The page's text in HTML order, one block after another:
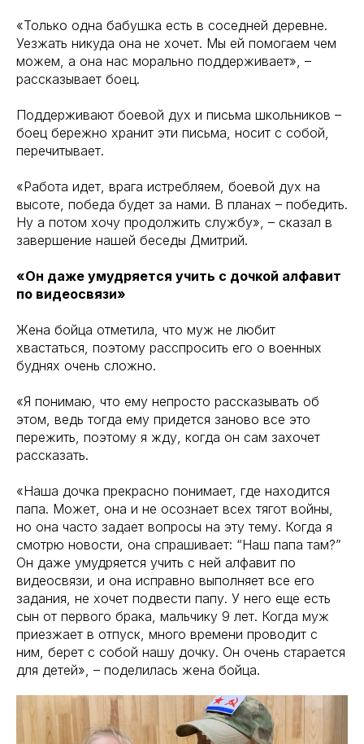
«Только одна бабушка есть в соседней деревне.
Уезжать никуда она не хочет. Мы ей помогаем чем
можем, а она нас морально поддерживает», –
рассказывает боец.
Поддерживают боевой дух и письма школьников –
боец бережно хранит эти письма, носит с собой,
перечитывает.
«Работа идет, врага истребляем, боевой дух на
высоте, победа будет за нами. В планах – победить.
Ну а потом хочу продолжить службу», – сказал в
завершение нашей беседы Дмитрий.
«Он даже умудряется учить с дочкой алфавит
по видеосвязи»
Жена бойца отметила, что муж не любит
хвастаться, поэтому расспросить его о военных
буднях очень сложно.
«Я понимаю, что ему непросто рассказывать об
этом, ведь тогда ему придется заново все это
пережить, поэтому я жду, когда он сам захочет
рассказать.
«Наша дочка прекрасно понимает, где находится
папа. Может, она и не осознает всех тягот войны,
но она часто задает вопросы на эту тему. Когда я
смотрю новости, она спрашивает: “Наш папа там?”
Он даже умудряется учить с ней алфавит по
видеосвязи, и она исправно выполняет все его
задания, не хочет подвести папу. У него еще есть
сын от первого брака, мальчику 9 лет. Когда муж
приезжает в отпуск, много времени проводит с
ним, берет с собой нашу дочку. Он очень старается
для детей», – поделилась жена бойца.